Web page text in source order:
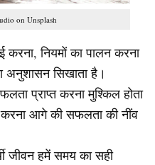
on Unsplash
करना, नियमों का पालन करना
अनुशासन सिखाता है।
प्राप्त करना मुश्किल होता
करना आगे की सफलता की नींव
जीवन हमें समय का सही